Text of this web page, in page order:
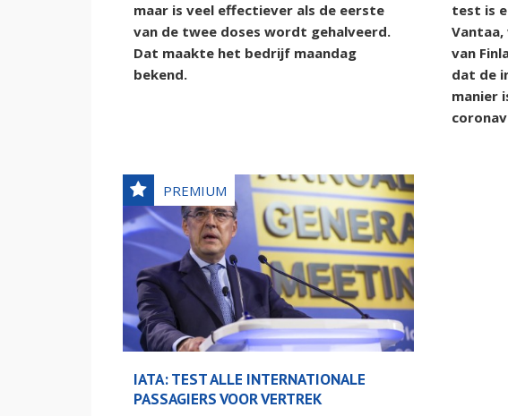
maar is veel effectiever als de eerste
van de twee doses wordt gehalveerd.
Dat maakte het bedrijf maandag
bekend.
test is
van
dat de
manier
IATA: TEST ALLE INTERNATIONALE
PASSAGIERS VOOR VERTREK